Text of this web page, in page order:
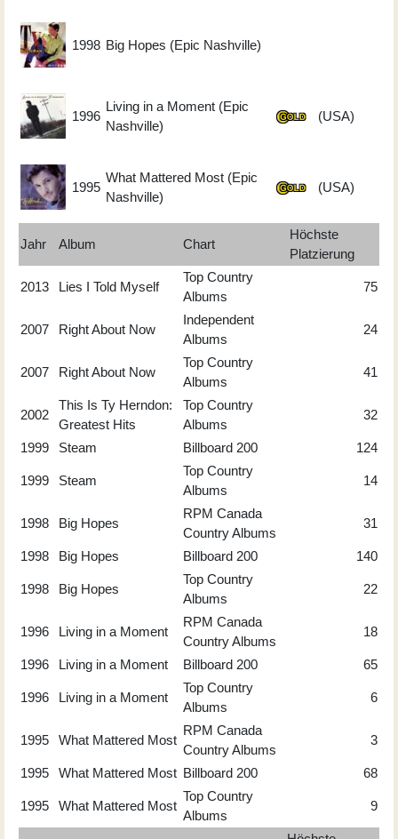
1998 Big Hopes (Epic Nashville)
1996
Living in a Moment (Epic
Nashville)
(USA)
1995
What Mattered Most (Epic
Nashville)
(USA)
Jahr Album Chart
Höchste
Platzierung
2013 Lies I Told Myself
Top Country
Albums
75
2007 Right About Now
Independent
Albums
24
2007 Right About Now
Top Country
Albums
41
2002
This Is Ty Herndon:
Greatest Hits
Top Country
Albums
32
1999 Steam Billboard 200 124
1999 Steam
Top Country
Albums
14
1998 Big Hopes
RPM Canada
Country Albums
31
1998 Big Hopes Billboard 200 140
1998 Big Hopes
Top Country
Albums
22
1996 Living in a Moment
RPM Canada
Country Albums
18
1996 Living in a Moment Billboard 200 65
1996 Living in a Moment
Top Country
Albums
6
1995 What Mattered Most
RPM Canada
Country Albums
3
1995 What Mattered Most Billboard 200 68
1995 What Mattered Most
Top Country
Albums
9